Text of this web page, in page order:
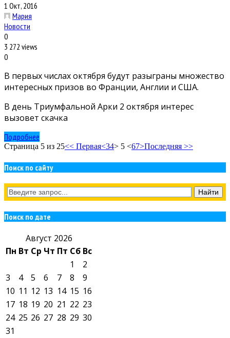
1 Окт, 2016
Мария
Новости
0
3 272 views
0
В первых числах октября будут разыграны множество
интересных призов во Франции, Англии и США.
В день Триумфальной Арки 2 октября интерес
вызовет скачка
Подробнее
Страница 5 из 25<< Первая<34> 5 <67>Последняя >>
Поиск по сайту
Поиск по дате
Август 2026
Пн Вт Ср Чт Пт Сб Вс
1
2
3
4 5 6 7 8
9
10 11 12 13 14 15 16
17 18 19 20 21 22 23
24 25 26 27 28 29 30
31